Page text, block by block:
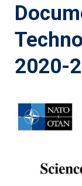
2020-